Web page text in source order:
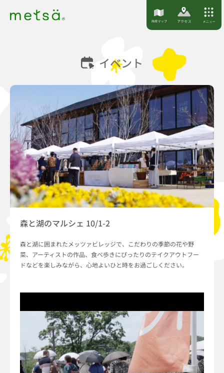
イベント
森と湖のマルシェ 10/1-2
森と湖に囲まれたメッツァビレッジで、こだわりの季節の花や野
菜、アーティストの作品、食べ歩きにぴったりのテイクアウトフー
ドなどを楽しみながら、心地よいひと時をお過ごしください。